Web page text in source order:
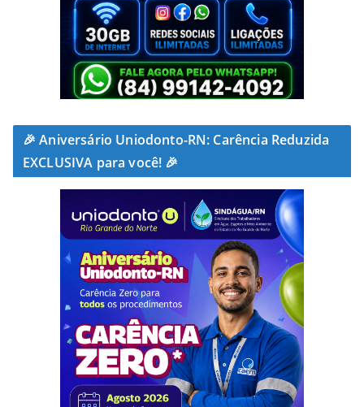
🎉 Aniversário Uniodonto-RN: Carência Reduzida
EXCLUSIVA para você! 🎉